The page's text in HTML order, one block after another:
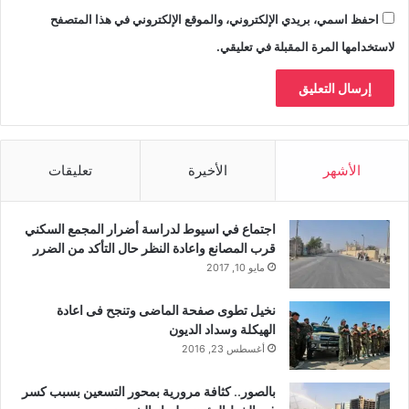
احفظ اسمي، بريدي الإلكتروني، والموقع الإلكتروني في هذا المتصفح
لاستخدامها المرة المقبلة في تعليقي.
الأشهر الأخيرة تعليقات
اجتماع في اسيوط لدراسة أضرار المجمع السكني
قرب المصانع واعادة النظر حال التأكد من الضرر
مايو 10, 2017
نخيل تطوى صفحة الماضى وتنجح فى اعادة
الهيكلة وسداد الديون
أغسطس 23, 2016
بالصور.. كثافة مرورية بمحور التسعين بسبب كسر